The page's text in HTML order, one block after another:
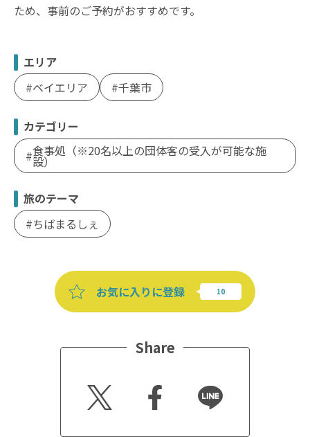
ため、事前のご予約がおすすめです。
エリア
ベイエリア
千葉市
カテゴリー
食事処（※20名以上の団体客の受入が可能な施
設）
旅のテーマ
ちばまるしぇ
お気に入りに登録
Share
Twitt
er
Faceb
ook
Line